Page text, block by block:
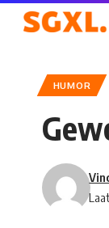
HUMOR